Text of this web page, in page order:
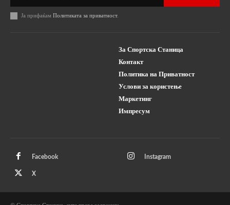
Ја прифаќам Политиката за приватност.
За Спортска Станица
Контакт
Политика на Приватност
Услови за користење
Маркетинг
Импресум
Facebook Instagram
X